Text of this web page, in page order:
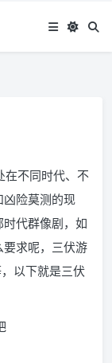
在不同时代、不
险莫测的现
代群像剧，如
求呢，三伏游
以下就是三伏